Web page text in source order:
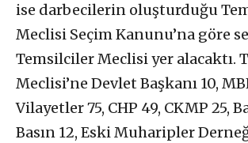
ise darbecilerin oluşturduğu
Meclisi Seçim Kanunu’na göre
Temsilciler Meclisi yer alacaktı.
Meclisi’ne Devlet Başkanı 10,
Vilayetler 75, CHP 49, CKMP 25,
Basın 12, Eski Muharipler